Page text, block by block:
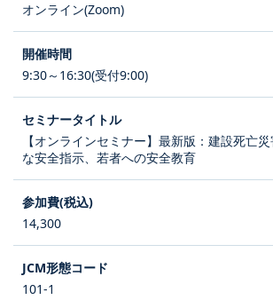
オンライン(Zoom)
9:30～16:30(受付9:00)
【オンラインセミナー】最新版：建設死亡
な安全指示、若者への安全教育
14,300
101-1